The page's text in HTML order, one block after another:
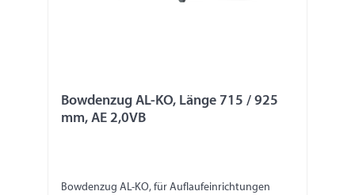
Bowdenzug AL-KO, Länge 715 / 925
mm, AE 2,0VB
Bowdenzug AL-KO, für Auflaufeinrichtungen